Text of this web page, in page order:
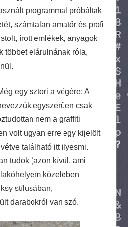
programmal próbálták
számtalan amatőr és profi
írott emlékek, anyagok
többet elárulnának róla,
egy sztori a végére: A
egyszerűen csak
nem a graffiti
volt ugyan erre egy kijelölt
található itt ilyesmi.
tudok (azon kívül, ami
közelében
stílusában,
darabokról van szó.